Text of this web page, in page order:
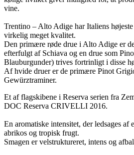
vine.
Trentino – Alto Adige har Italiens
virkelig meget kvalitet.
Den primære røde drue i Alto Adige er
efterfulgt af Schiava og en drue som
Blauburgunder) trives fortrinligt i disse
Af hvide druer er de primære Pinot
Gewürztraminer.
Et af flagskibene i Reserva serien fra
DOC Reserva CRIVELLI 2016.
En aromatiske intensitet, der ledsages af
abrikos og tropisk frugt.
Smagen er velstruktureret, intens og